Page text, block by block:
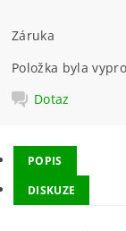
Záruka
Položka byla
Dotaz
POPIS
DISKUZE